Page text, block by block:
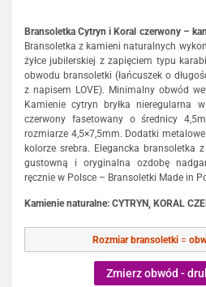
Bransoletka Cytryn i Koral czerwony –
Bransoletka z kamieni naturalnych
żyłce jubilerskiej z zapięciem typu
obwodu bransoletki (łańcuszek o
z napisem LOVE). Minimalny obwód
Kamienie cytryn bryłka nieregularna
czerwony fasetowany o średnicy
rozmiarze 4,5×7,5mm. Dodatki
kolorze srebra. Elegancka bransoletka
gustowną i oryginalna ozdobę
ręcznie w Polsce – Bransoletki Made in
Kamienie naturalne: CYTRYN, KORAL
Rozmiar bransoletki=
Zmierz obwód -